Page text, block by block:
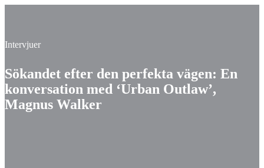
Intervjuer
Sökandet efter den perfekta vägen: En
konversation med ‘Urban Outlaw’,
Magnus Walker